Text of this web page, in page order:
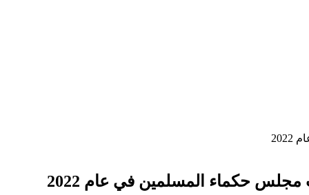
حكماء المسلمين في عام 2022